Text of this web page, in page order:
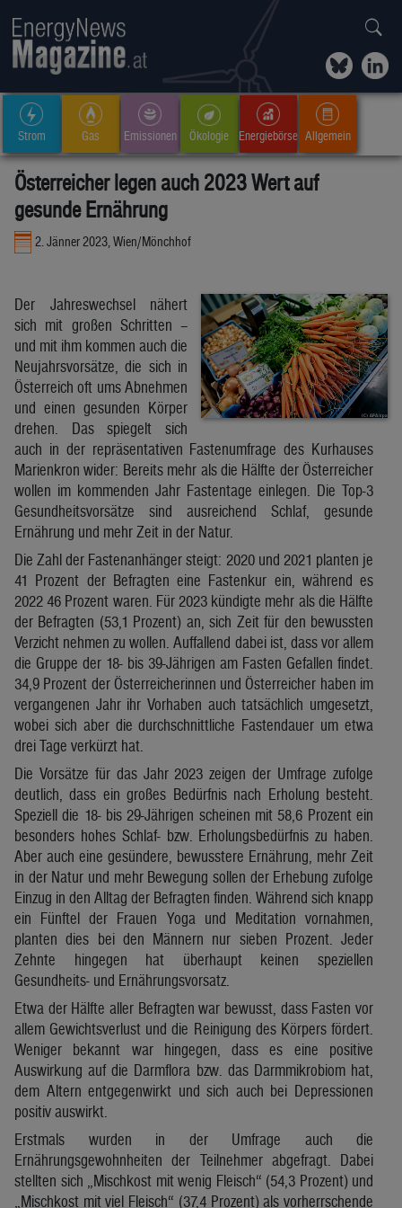
Strom Gas Emissionen Ökologie Energiebörse Allgemein
Österreicher legen auch 2023 Wert auf
gesunde Ernährung
2. Jänner 2023, Wien/Mönchhof
Der Jahreswechsel nähert
sich mit großen Schritten –
und mit ihm kommen auch die
Neujahrsvorsätze, die sich in
Österreich oft ums Abnehmen
und einen gesunden Körper
drehen. Das spiegelt sich
auch in der repräsentativen Fastenumfrage des Kurhauses
Marienkron wider: Bereits mehr als die Hälfte der Österreicher
wollen im kommenden Jahr Fastentage einlegen. Die Top-3
Gesundheitsvorsätze sind ausreichend Schlaf, gesunde
Ernährung und mehr Zeit in der Natur.
Die Zahl der Fastenanhänger steigt: 2020 und 2021 planten je
41 Prozent der Befragten eine Fastenkur ein, während es
2022 46 Prozent waren. Für 2023 kündigte mehr als die Hälfte
der Befragten (53,1 Prozent) an, sich Zeit für den bewussten
Verzicht nehmen zu wollen. Auffallend dabei ist, dass vor allem
die Gruppe der 18- bis 39-Jährigen am Fasten Gefallen findet.
34,9 Prozent der Österreicherinnen und Österreicher haben im
vergangenen Jahr ihr Vorhaben auch tatsächlich umgesetzt,
wobei sich aber die durchschnittliche Fastendauer um etwa
drei Tage verkürzt hat.
Die Vorsätze für das Jahr 2023 zeigen der Umfrage zufolge
deutlich, dass ein großes Bedürfnis nach Erholung besteht.
Speziell die 18- bis 29-Jährigen scheinen mit 58,6 Prozent ein
besonders hohes Schlaf- bzw. Erholungsbedürfnis zu haben.
Aber auch eine gesündere, bewusstere Ernährung, mehr Zeit
in der Natur und mehr Bewegung sollen der Erhebung zufolge
Einzug in den Alltag der Befragten finden. Während sich knapp
ein Fünftel der Frauen Yoga und Meditation vornahmen,
planten dies bei den Männern nur sieben Prozent. Jeder
Zehnte hingegen hat überhaupt keinen speziellen
Gesundheits- und Ernährungsvorsatz.
Etwa der Hälfte aller Befragten war bewusst, dass Fasten vor
allem Gewichtsverlust und die Reinigung des Körpers fördert.
Weniger bekannt war hingegen, dass es eine positive
Auswirkung auf die Darmflora bzw. das Darmmikrobiom hat,
dem Altern entgegenwirkt und sich auch bei Depressionen
positiv auswirkt.
Erstmals wurden in der Umfrage auch die
Ernährungsgewohnheiten der Teilnehmer abgefragt. Dabei
stellten sich „Mischkost mit wenig Fleisch“ (54,3 Prozent) und
„Mischkost mit viel Fleisch“ (37,4 Prozent) als vorherrschende